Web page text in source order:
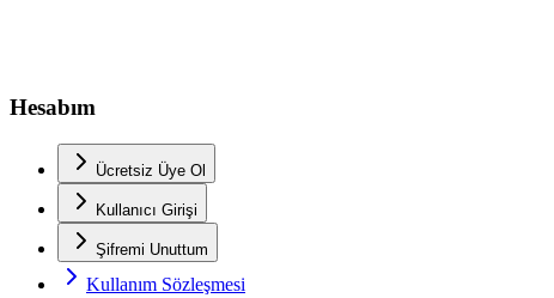
Hesabım
Ücretsiz Üye Ol
Kullanıcı Girişi
Şifremi Unuttum
Kullanım Sözleşmesi